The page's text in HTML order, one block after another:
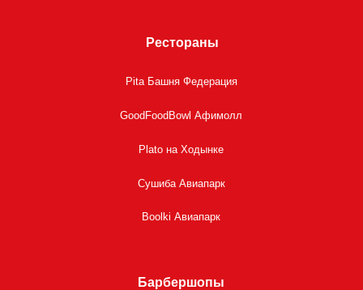
Барбершопы
Рестораны
Pita Башня Федерация
GoodFoodBowl Афимолл
Plato на Ходынке
Сушиба Авиапарк
Boolki Авиапарк